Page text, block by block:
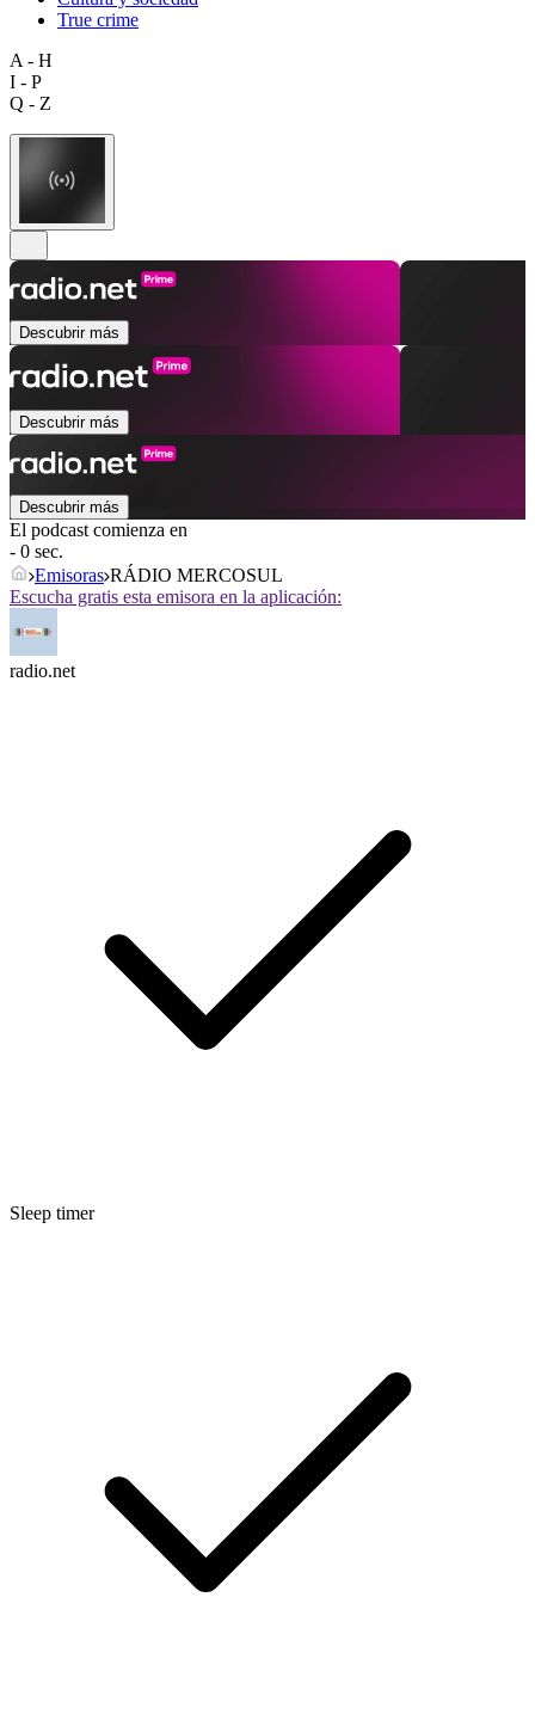
True crime
A - H
I - P
Q - Z
Descubrir más
Descubrir más
Descubrir más
El podcast comienza en
- 0 sec.
Emisoras RÁDIO MERCOSUL
Escucha gratis esta emisora en la aplicación:
radio.net
Sleep timer